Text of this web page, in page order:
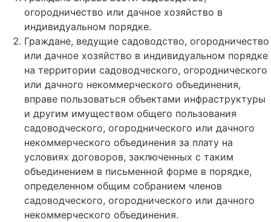
огородничество или дачное хозяйство в
индивидуальном порядке.
Граждане, ведущие садоводство, огородничество
или дачное хозяйство в индивидуальном порядке
на территории садоводческого, огороднического
или дачного некоммерческого объединения,
вправе пользоваться объектами инфраструктуры
и другим имуществом общего пользования
садоводческого, огороднического или дачного
некоммерческого объединения за плату на
условиях договоров, заключенных с таким
объединением в письменной форме в порядке,
определенном общим собранием членов
садоводческого, огороднического или дачного
некоммерческого объединения.